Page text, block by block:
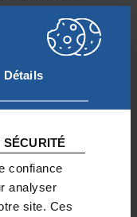
Détails
confiance
analyser
site. Ces
ensuite à
la